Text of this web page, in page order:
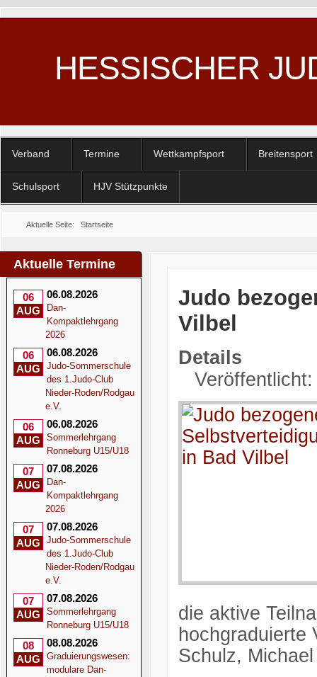
HESSISCHER
Verband Termine Wettkampfsport Breitensport
Schulsport HJV Stützpunkte
Aktuelle Seite: Startseite
Aktuelle Termine
06
AUG
06.08.2026
Dan-
Kompaktlehrgang
2026
06
AUG
06.08.2026
Judo-Sommerschule
des 1.Judo-Club
Nieder-Roden/Rodgau
e.V.
06
AUG
06.08.2026
Sommerlehrgang
Ronneburg U15/U18
07
AUG
07.08.2026
Dan-
Kompaktlehrgang
2026
07
AUG
07.08.2026
Judo-Sommerschule
des 1.Judo-Club
Nieder-Roden/Rodgau
e.V.
07
AUG
07.08.2026
Sommerlehrgang
Ronneburg U15/U18
08
AUG
08.08.2026
Graduierungswesen:
modulare Dan-
Judo
Vilbel
Details
die aktive
hochgraduierte
Schulz,